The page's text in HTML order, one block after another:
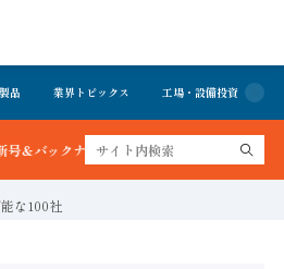
品 業界トピックス 工場・設備投資
ックナンバーを無料で公開中 詳細はこちら
な100社